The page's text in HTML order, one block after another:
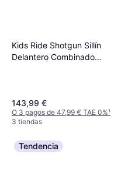
Kids Ride Shotgun Sillín
Delantero Combinado
143,99 €
O 3 pagos de 47,99 € TAE 0%¹
3 tiendas
Tendencia